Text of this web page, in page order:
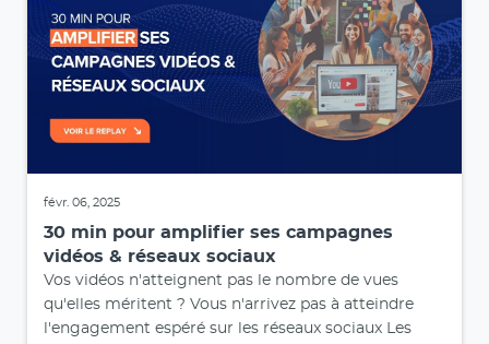
févr. 06, 2025
30 min pour amplifier ses campagnes
vidéos & réseaux sociaux
Vos vidéos n'atteignent pas le nombre de vues
qu'elles méritent ? Vous n'arrivez pas à atteindre
l'engagement espéré sur les réseaux sociaux Les